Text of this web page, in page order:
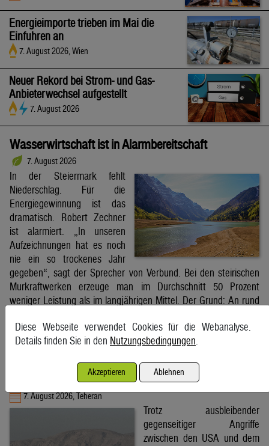
Energieimporte trieben im Mai die
Einfuhren an
7. August 2026, Wien
Neuer Rekord bei Strom- und Gas-
Anbieterwechsel aufgestellt
7. August 2026
Wasserwirtschaft ist in Alarmbereitschaft
7. August 2026
In der Steiermark fehlt
Niederschlag. Für die
Energiegewinnung ist das
dramatisch. Robert Zechner
ist alarmiert. „In unseren
Aufzeichnungen hat es noch
nie ein so trockenes Jahr
gegeben“, sagt der Sprecher von Verbund. Bei den steirischen
Murkraftwerken erzeuge man im Durchschnitt 50 Prozent
weniger Leistung als im langjährigen Mittel. Der Grund: An rund
Kleine Zeitung
Schifffahrt in Straße von Hormuz weiterhin massiv
7. August 2026, Teheran
Trotz ausbleibender
gegenseitiger Angriffe
zwischen den USA und dem
Diese Webseite verwendet Cookies für die Webanalyse.
Details finden Sie in den Nutzungsbedingungen.
Akzeptieren Ablehnen